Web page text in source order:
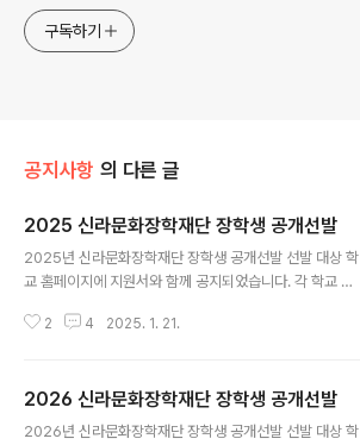
구독하기
공지사항 의 다른 글
2025 신라문화장학재단 장학생 공개선발
2025년 신라문화장학재단 장학생 공개선발 선발 대상 학
교 홈페이지에 지원서와 함께 공지되었습니다. 각 학교 홈
탁드립니다.
2 4 2025. 1. 21.
2026 신라문화장학재단 장학생 공개선발
2026년 신라문화장학재단 장학생 공개선발 선발 대상 학